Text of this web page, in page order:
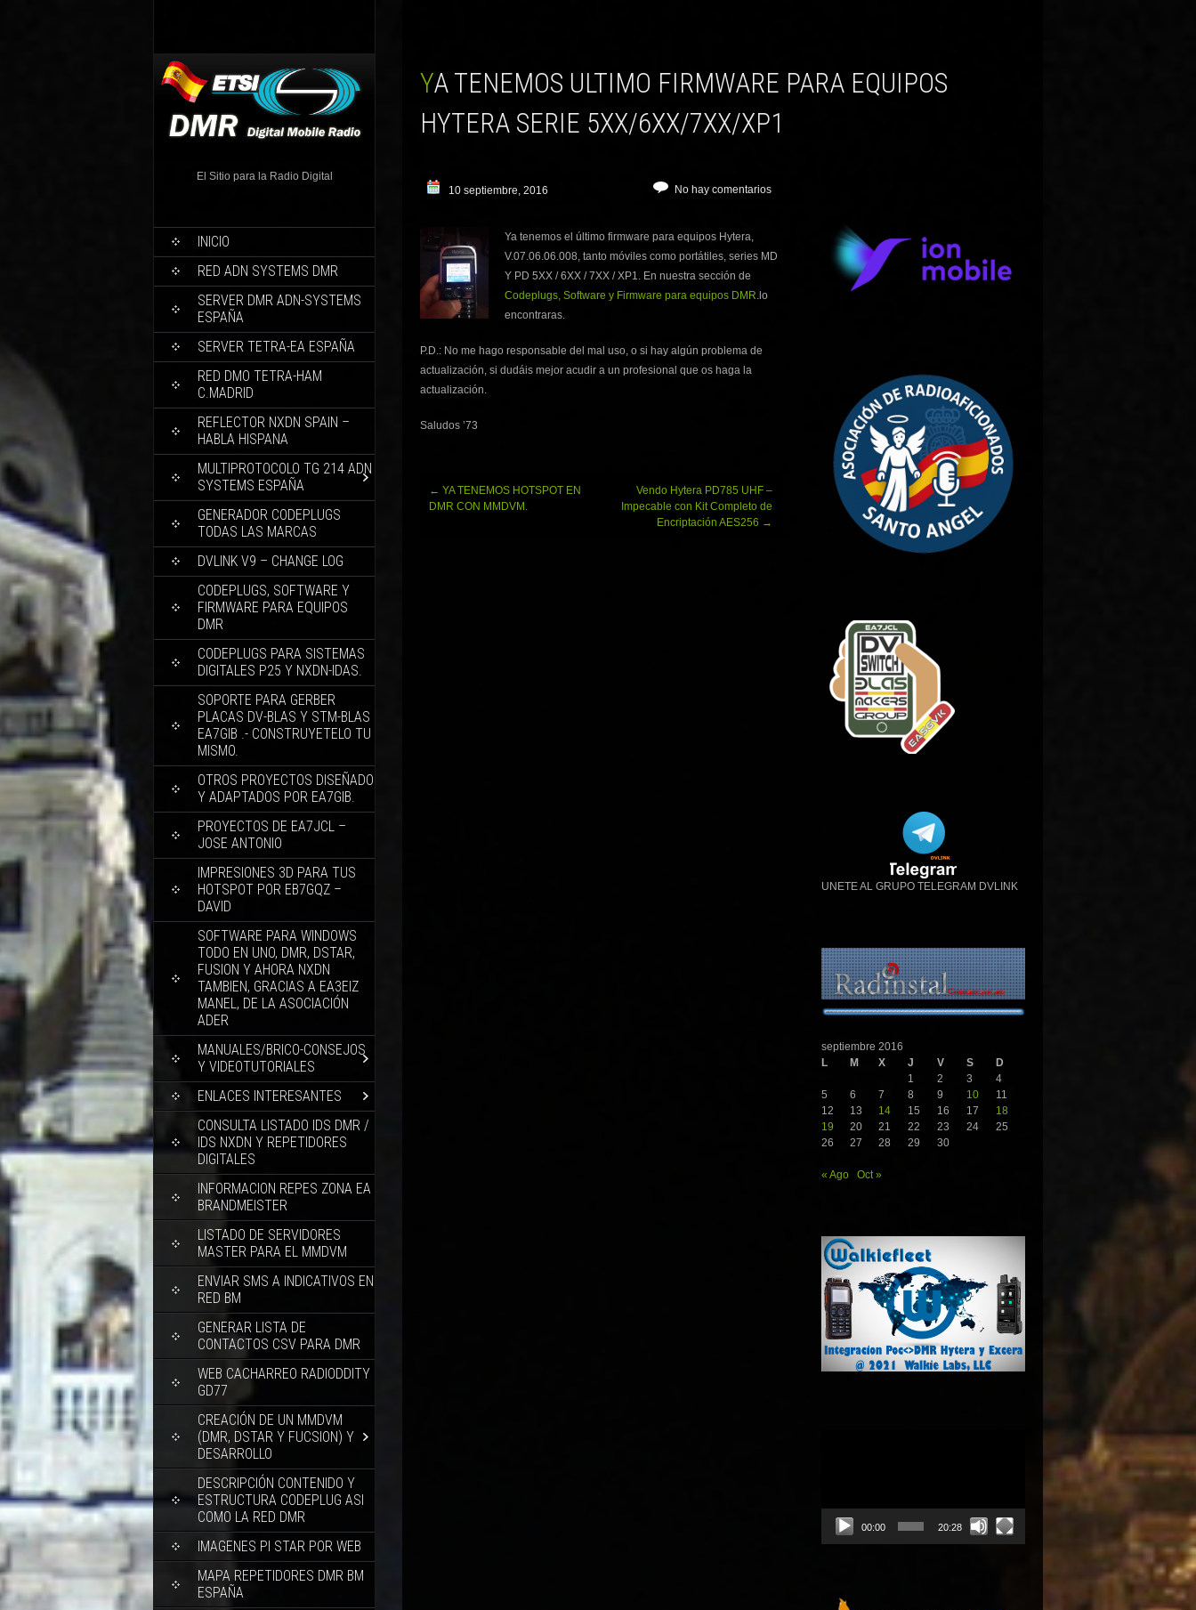
El Sitio para la Radio Digital
INICIO
RED ADN SYSTEMS DMR
SERVER DMR ADN-SYSTEMS
ESPAÑA
SERVER TETRA-EA ESPAÑA
RED DMO TETRA-HAM
C.MADRID
REFLECTOR NXDN SPAIN –
HABLA HISPANA
MULTIPROTOCOLO TG 214 ADN
SYSTEMS ESPAÑA
GENERADOR CODEPLUGS
TODAS LAS MARCAS
DVLINK V9 – CHANGE LOG
CODEPLUGS, SOFTWARE Y
FIRMWARE PARA EQUIPOS
DMR
CODEPLUGS PARA SISTEMAS
DIGITALES P25 Y NXDN-IDAS.
SOPORTE PARA GERBER
PLACAS DV-BLAS Y STM-BLAS
EA7GIB .- CONSTRUYETELO TU
MISMO.
OTROS PROYECTOS DISEÑADO
Y ADAPTADOS POR EA7GIB.
PROYECTOS DE EA7JCL –
JOSE ANTONIO
IMPRESIONES 3D PARA TUS
HOTSPOT POR EB7GQZ –
DAVID
SOFTWARE PARA WINDOWS
TODO EN UNO, DMR, DSTAR,
FUSION Y AHORA NXDN
TAMBIEN, GRACIAS A EA3EIZ
MANEL, DE LA ASOCIACIÓN
ADER
MANUALES/BRICO-CONSEJOS
Y VIDEOTUTORIALES
ENLACES INTERESANTES
CONSULTA LISTADO IDS DMR /
IDS NXDN Y REPETIDORES
DIGITALES
INFORMACION REPES ZONA EA
BRANDMEISTER
LISTADO DE SERVIDORES
MASTER PARA EL MMDVM
ENVIAR SMS A INDICATIVOS EN
RED BM
GENERAR LISTA DE
CONTACTOS CSV PARA DMR
WEB CACHARREO RADIODDITY
GD77
CREACIÓN DE UN MMDVM
(DMR, DSTAR Y FUCSION) Y
DESARROLLO
DESCRIPCIÓN CONTENIDO Y
ESTRUCTURA CODEPLUG ASI
COMO LA RED DMR
IMAGENES PI STAR POR WEB
MAPA REPETIDORES DMR BM
ESPAÑA
YA TENEMOS ULTIMO FIRMWARE PARA EQUIPOS
HYTERA SERIE 5XX/6XX/7XX/XP1
10 septiembre, 2016 No hay comentarios
Ya tenemos el último firmware para equipos Hytera,
V.07.06.06.008, tanto móviles como portátiles, series MD
Y PD 5XX / 6XX / 7XX / XP1. En nuestra sección de
Codeplugs, Software y Firmware para equipos DMR.lo
encontraras.
P.D.: No me hago responsable del mal uso, o si hay algún problema de
actualización, si dudáis mejor acudir a un profesional que os haga la
actualización.
Saludos ’73
Navegación
de
← YA TENEMOS HOTSPOT EN
DMR CON MMDVM.
Vendo Hytera PD785 UHF –
Impecable con Kit Completo de
Encriptación AES256 →
UNETE AL GRUPO TELEGRAM DVLINK
septiembre 2016
L
M X J V S
D
1
2 3
4
5
6 7 8 9 10
11
12
13 14 15 16 17
18
19
20 21 22 23 24
25
26
27 28 29 30
« Ago Oct »
00:00 20:28